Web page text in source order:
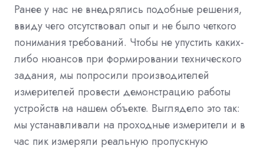
Ранее у нас не внедрялись подобные решения,
ввиду чего отсутствовал опыт и не было четкого
понимания требований. Чтобы не упустить каких-
либо нюансов при формировании технического
задания, мы попросили производителей
измерителей провести демонстрацию работы
устройств на нашем объекте. Выглядело это так:
мы устанавливали на проходные измерители и в
час пик измеряли реальную пропускную